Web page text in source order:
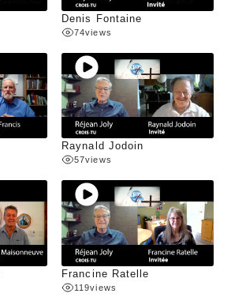
Denis Fontaine
74views
Raynald Jodoin
57views
Francine Ratelle
119views